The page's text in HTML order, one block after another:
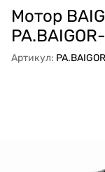
Мотор
Артикул:
GAZIK AI
Онлайн ·
Привіт! 👋